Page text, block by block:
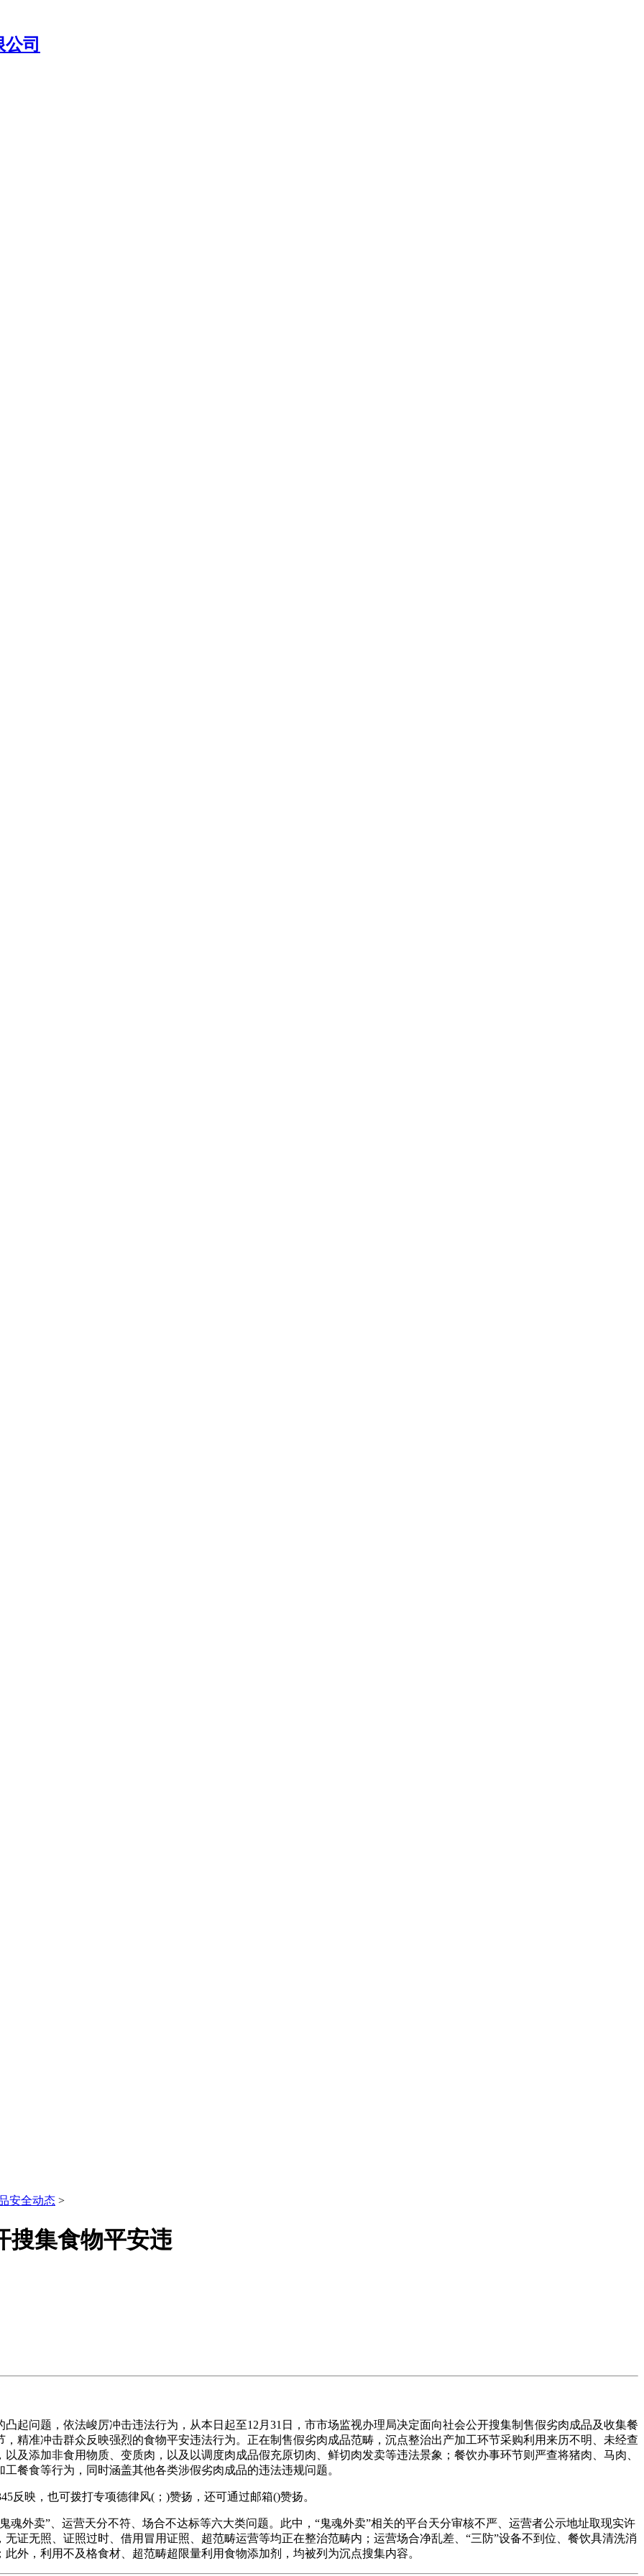
安全动态 >
搜集食物平安违
问题，依法峻厉冲击违法行为，从本日起至12月31日，市市场监视办理局决定面向社会公开搜集制售假劣肉成品及收集餐
精准冲击群众反映强烈的食物平安违法行为。正在制售假劣肉成品范畴，沉点整治出产加工环节采购利用来历不明、未经查
及添加非食用物质、变质肉，以及以调度肉成品假充原切肉、鲜切肉发卖等违法景象；餐饮办事环节则严查将猪肉、马肉、
餐食等行为，同时涵盖其他各类涉假劣肉成品的违法违规问题。
映，也可拨打专项德律风(；)赞扬，还可通过邮箱()赞扬。
卖”、运营天分不符、场合不达标等六大类问题。此中，“鬼魂外卖”相关的平台天分审核不严、运营者公示地址取现实许
证无照、证照过时、借用冒用证照、超范畴运营等均正在整治范畴内；运营场合净乱差、“三防”设备不到位、餐饮具清洗消
外，利用不及格食材、超范畴超限量利用食物添加剂，均被列为沉点搜集内容。